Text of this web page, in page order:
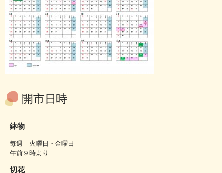
開市日時
鉢物
毎週 火曜日・金曜日
午前９時より
切花